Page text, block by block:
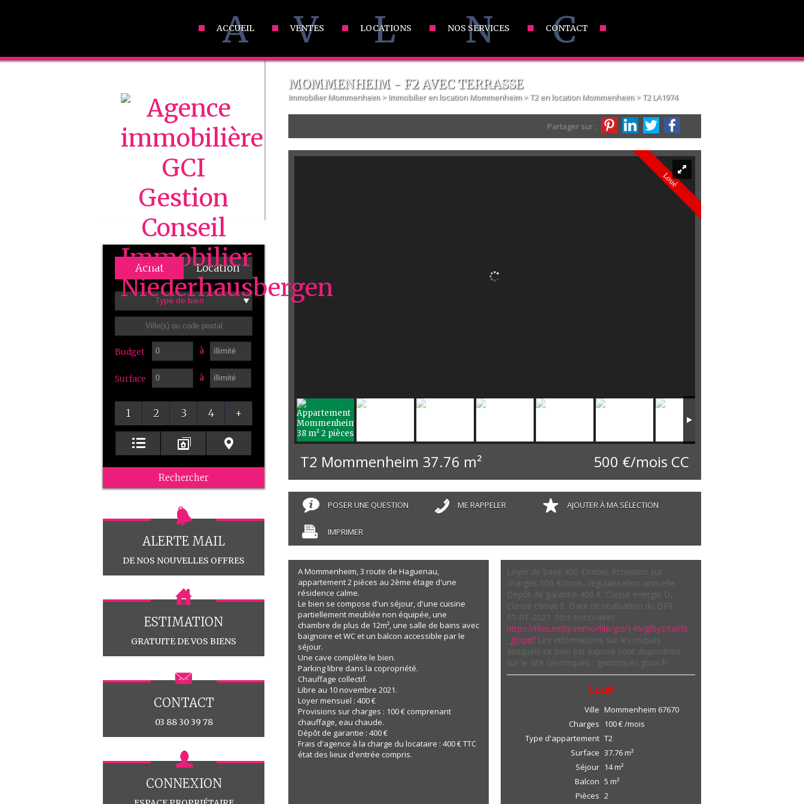
A
ACCUEIL V
VENTES L
LOCATIONS N
NOS SERVICES C
CONTACT
Achat Location
Type de bien
Budget à
Surface à
1 2 3 4 +
ALERTE MAIL
DE NOS NOUVELLES OFFRES
ESTIMATION
GRATUITE DE VOS BIENS
CONTACT
03 88 30 39 78
CONNEXION
MOMMENHEIM - F2 AVEC TERRASSE
Immobilier Mommenheim > Immobilier en location Mommenheim >T2 en location Mommenheim > T2 LA1974
Partager sur :
Loué
T2 Mommenheim 37.76 m² 500 €/mois CC
POSER UNE QUESTION ME RAPPELER AJOUTER À MA SÉLECTION
IMPRIMER
A Mommenheim, 3 route de Haguenau,
appartement 2 pièces au 2ème étage d'une
résidence calme.
Le bien se compose d'un séjour, d'une cuisine
partiellement meublée non équipée, une
chambre de plus de 12m², une salle de bains avec
baignoire et WC et un balcon accessible par le
séjour.
Une cave complète le bien.
Parking libre dans la copropriété.
Chauffage collectif.
Libre au 10 novembre 2021.
Loyer mensuel : 400 €
Provisions sur charges : 100 € comprenant
chauffage, eau chaude.
Dépôt de garantie : 400 €
Frais d'agence à la charge du locataire : 400 € TTC
état des lieux d'entrée compris.
Loyer de base 400 €/mois. Provision sur
charges 100 €/mois, régularisation annuelle.
Dépôt de garantie 400 €. Classe énergie D,
Classe climat E. Date de réalisation du DPE :
01-01-2021. Nos honoraires :
https://files.netty.immo/file/gci/146/gf6yz/tarifs
_gci.pdfLes informations sur les risques
auxquels ce bien est exposé sont disponibles
sur le site Géorisques : georisques.gouv.fr
Loué
Ville Mommenheim 67670
Charges 100 € /mois
Type d'appartement T2
Surface 37.76m²
Séjour 14m²
Balcon 5 m²
Pièces 2